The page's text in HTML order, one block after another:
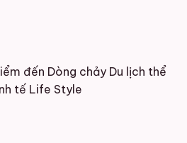
đến Dòng chảy Du lịch thể
tế Life Style